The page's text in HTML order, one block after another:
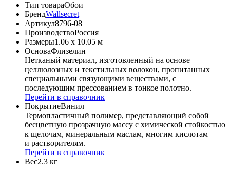
Тип товараОбои
БрендWallsecret
Артикул8796-08
ПроизводствоРоссия
Размеры1.06 x 10.05 м
ОсноваФлизелин
Нетканый материал, изготовленный на основе
целлюлозных и текстильных волокон, пропитанных
специальными связующими веществами, с
последующим прессованием в тонкое полотно.
Перейти в справочник
ПокрытиеВинил
Термопластичный полимер, представляющий собой
бесцветную прозрачную массу с химической стойкостью
к щелочам, минеральным маслам, многим кислотам
и растворителям.
Перейти в справочник
Вес2.3 кг